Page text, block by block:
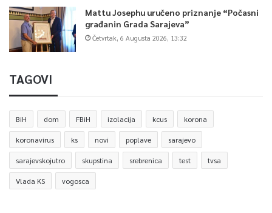
Mattu Josephu uručeno priznanje “Počasni
građanin Grada Sarajeva”
Četvrtak, 6 Augusta 2026, 13:32
TAGOVI
BiH dom FBiH izolacija kcus korona
koronavirus ks novi poplave sarajevo
sarajevskojutro skupstina srebrenica test tvsa
Vlada KS vogosca